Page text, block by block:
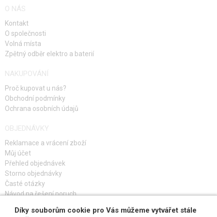
O NÁS
Kontakt
O společnosti
Volná místa
Zpětný odběr elektro a baterií
NAKUPOVÁNÍ
Proč kupovat u nás?
Obchodní podmínky
Ochrana osobních údajů
OBJEDNÁVKY
Reklamace a vrácení zboží
Můj účet
Přehled objednávek
Storno objednávky
Časté otázky
Návod na řešení poruch
PŘIHLAŠ SE K ODBĚRU
Díky souborům cookie pro Vás můžeme vytvářet stále